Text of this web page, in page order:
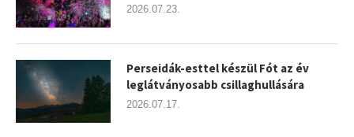
2026.07.23.
Perseidák-esttel készül Fót az év
leglátványosabb csillaghullására
2026.07.17.